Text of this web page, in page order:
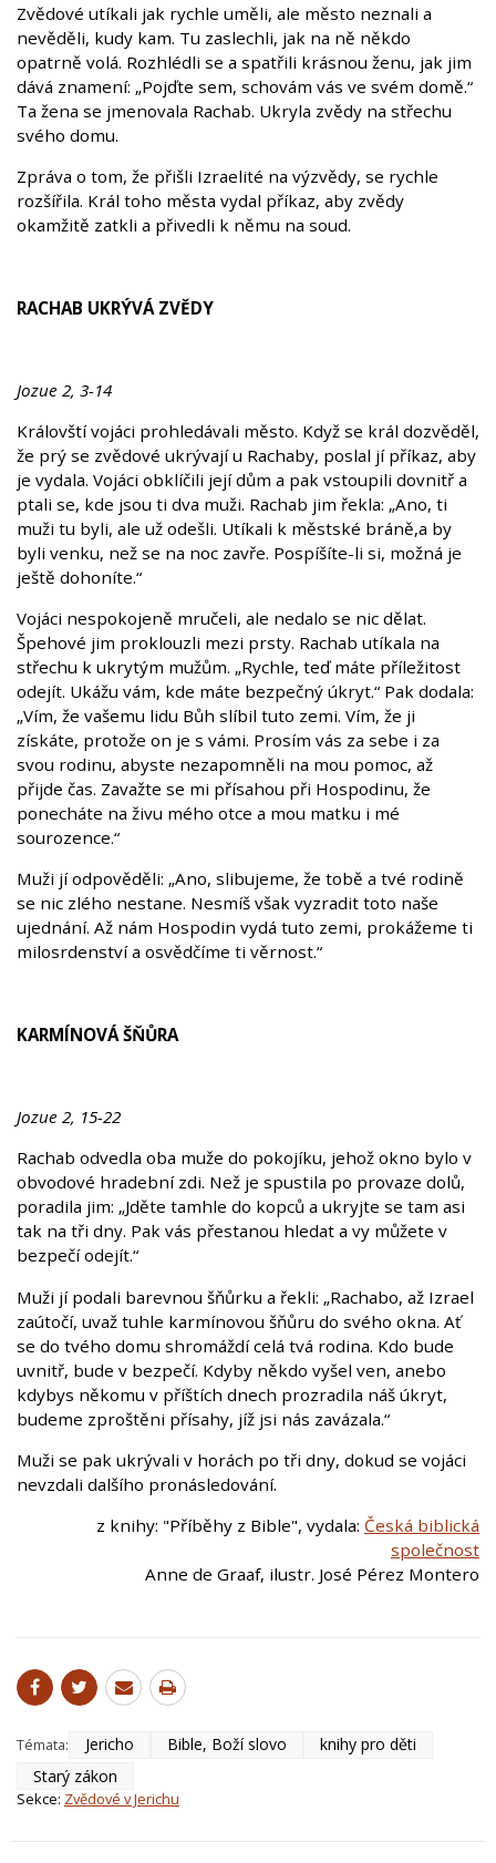
Zvědové utíkali jak rychle uměli, ale město neznali a
nevěděli, kudy kam. Tu zaslechli, jak na ně někdo
opatrně volá. Rozhlédli se a spatřili krásnou ženu, jak jim
dává znamení: „Pojďte sem, schovám vás ve svém domě.“
Ta žena se jmenovala Rachab. Ukryla zvědy na střechu
svého domu.
Zpráva o tom, že přišli Izraelité na výzvědy, se rychle
rozšířila. Král toho města vydal příkaz, aby zvědy
okamžitě zatkli a přivedli k němu na soud.
RACHAB UKRÝVÁ ZVĚDY
Jozue 2, 3-14
Královští vojáci prohledávali město. Když se král dozvěděl,
že prý se zvědové ukrývají u Rachaby, poslal jí příkaz, aby
je vydala. Vojáci obklíčili její dům a pak vstoupili dovnitř a
ptali se, kde jsou ti dva muži. Rachab jim řekla: „Ano, ti
muži tu byli, ale už odešli. Utíkali k městské bráně,a by
byli venku, než se na noc zavře. Pospíšíte-li si, možná je
ještě dohoníte.“
Vojáci nespokojeně mručeli, ale nedalo se nic dělat.
Špehové jim proklouzli mezi prsty. Rachab utíkala na
střechu k ukrytým mužům. „Rychle, teď máte příležitost
odejít. Ukážu vám, kde máte bezpečný úkryt.“ Pak dodala:
„Vím, že vašemu lidu Bůh slíbil tuto zemi. Vím, že ji
získáte, protože on je s vámi. Prosím vás za sebe i za
svou rodinu, abyste nezapomněli na mou pomoc, až
přijde čas. Zavažte se mi přísahou při Hospodinu, že
ponecháte na živu mého otce a mou matku i mé
sourozence.“
Muži jí odpověděli: „Ano, slibujeme, že tobě a tvé rodině
se nic zlého nestane. Nesmíš však vyzradit toto naše
ujednání. Až nám Hospodin vydá tuto zemi, prokážeme ti
milosrdenství a osvědčíme ti věrnost.“
KARMÍNOVÁ ŠŇŮRA
Jozue 2, 15-22
Rachab odvedla oba muže do pokojíku, jehož okno bylo v
obvodové hradební zdi. Než je spustila po provaze dolů,
poradila jim: „Jděte tamhle do kopců a ukryjte se tam asi
tak na tři dny. Pak vás přestanou hledat a vy můžete v
bezpečí odejít.“
Muži jí podali barevnou šňůrku a řekli: „Rachabo, až Izrael
zaútočí, uvaž tuhle karmínovou šňůru do svého okna. Ať
se do tvého domu shromáždí celá tvá rodina. Kdo bude
uvnitř, bude v bezpečí. Kdyby někdo vyšel ven, anebo
kdybys někomu v příštích dnech prozradila náš úkryt,
budeme zproštěni přísahy, jíž jsi nás zavázala.“
Muži se pak ukrývali v horách po tři dny, dokud se vojáci
nevzdali dalšího pronásledování.
z knihy: "Příběhy z Bible", vydala: Česká biblická
společnost
Anne de Graaf, ilustr. José Pérez Montero
Témata: Jericho Bible, Boží slovo
knihy pro děti
Starý zákon
Sekce: Zvědové v Jerichu